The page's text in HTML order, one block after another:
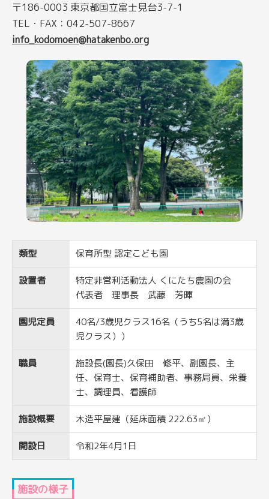
〒186-0003 東京都国立富士見台3-7-1
TEL・FAX：042-507-8667
info_kodomoen@hatakenbo.org
類型 保育所型 認定こども園
設置者
特定非営利活動法人 くにたち農園の会
代表者 理事長 武藤 芳暉
園児定員
40名/3歳児クラス16名（うち5名は満3歳
児クラス））
職員
施設長(園長)久保田 修平、副園長、主
任、保育士、保育補助者、事務局員、栄養
士、調理員、看護師
施設概要 木造平屋建（延床面積 222.63㎡）
開設日 令和2年4月1日
施設の様子